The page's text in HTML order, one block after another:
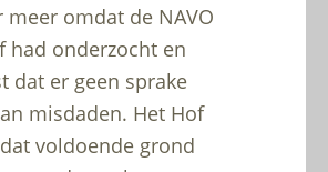
meer omdat de NAVO
had onderzocht en
dat er geen sprake
misdaden. Het Hof
voldoende grond